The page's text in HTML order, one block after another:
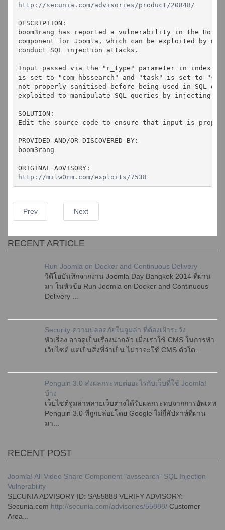
http://secunia.com/advisories/product/20848/
DESCRIPTION:
boom3rang has reported a vulnerability in the Hotel
component for Joomla, which can be exploited by
conduct SQL injection attacks.
Input passed via the "r_type" parameter in
is set to "com_hbssearch" and "task" is set to
not properly sanitised before being used in SQL
exploited to manipulate SQL queries by injecting
SOLUTION:
Edit the source code to ensure that input is
PROVIDED AND/OR DISCOVERED BY:
boom3rang
ORIGINAL ADVISORY:
http://milw0rm.com/exploits/7538
Prev Next
RECENT ARTICLE
Run Joomla on Docker and Continuous Delivery
วีดีโอบันทึกจากงาน Joomla Day Bangkok 2014 ที่ผ่าน
มา ในหัวข้อ Run Joomla on Docker and Continuous
Delivery ...
Security ความปลอดภัยในจูมล่า ที่ต้องเฝ้าระวัง
หัวเรื่อง อาจดูเป็นเรื่องน่ากลัว เมื่อเราใช้ CMS ในการทำ
เว็บไซต์ แต่เป็นสิ่งที่จำเป็น ไม่ว่าจะใช้ CMS ตัวใด...
Penguin 3.0 ส่งผลกระทบต่ออะไรกับเว็บที่ใช้ Joomla!
บ้าง
เว็บไซต์จูมล่าหลายเว็บต่างได้รับผลกระทบจากการอัพเดท
Penguin 3.0 ที่ถูกปล่อยโดย Google ไม่กี่สัปดาห์ที่ผ่าน
มา...
RECENT POST
Joomla! All Video Share Component "avssearch" SQL Injection
Vulnerability
SECUNIA ADVISORY ID: SA55888 VERIFY ADVISORY:
Secunia.com http://secunia.com/advisories/55888/ Customer
Area...